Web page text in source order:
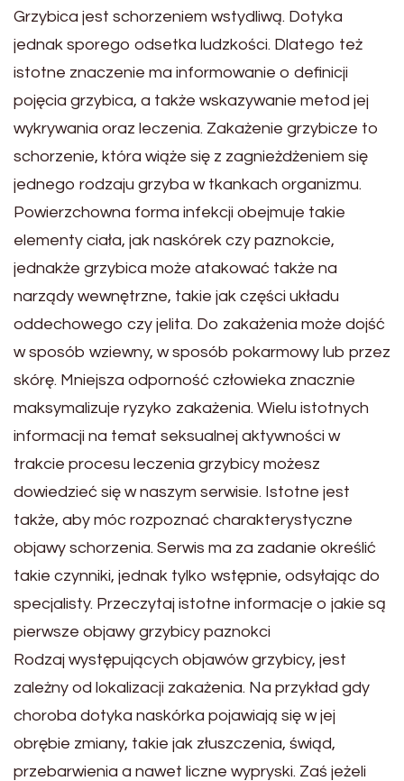
Grzybica jest schorzeniem wstydliwą. Dotyka
jednak sporego odsetka ludzkości. Dlatego też
istotne znaczenie ma informowanie o definicji
pojęcia grzybica, a także wskazywanie metod jej
wykrywania oraz leczenia. Zakażenie grzybicze to
schorzenie, która wiąże się z zagnieżdżeniem się
jednego rodzaju grzyba w tkankach organizmu.
Powierzchowna forma infekcji obejmuje takie
elementy ciała, jak naskórek czy paznokcie,
jednakże grzybica może atakować także na
narządy wewnętrzne, takie jak części układu
oddechowego czy jelita. Do zakażenia może dojść
w sposób wziewny, w sposób pokarmowy lub przez
skórę. Mniejsza odporność człowieka znacznie
maksymalizuje ryzyko zakażenia. Wielu istotnych
informacji na temat seksualnej aktywności w
trakcie procesu leczenia grzybicy możesz
dowiedzieć się w naszym serwisie. Istotne jest
także, aby móc rozpoznać charakterystyczne
objawy schorzenia. Serwis ma za zadanie określić
takie czynniki, jednak tylko wstępnie, odsyłając do
specjalisty. Przeczytaj istotne informacje o jakie są
pierwsze objawy grzybicy paznokci
Rodzaj występujących objawów grzybicy, jest
zależny od lokalizacji zakażenia. Na przykład gdy
choroba dotyka naskórka pojawiają się w jej
obrębie zmiany, takie jak złuszczenia, świąd,
przebarwienia a nawet liczne wypryski. Zaś jeżeli